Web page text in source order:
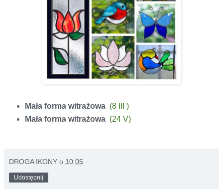
Mała forma witrażowa (8 III )
Mała forma witrażowa (24 V)
DROGA IKONY o 10:05
Udostępnij